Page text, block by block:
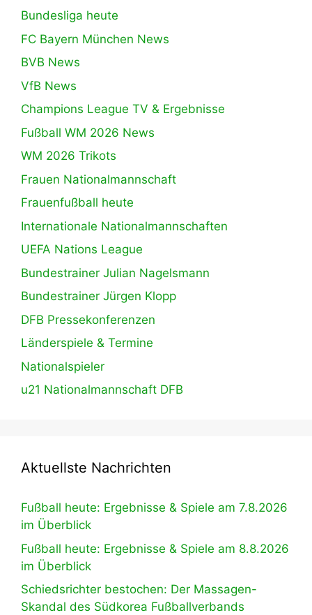
Bundesliga heute
FC Bayern München News
BVB News
VfB News
Champions League TV & Ergebnisse
Fußball WM 2026 News
WM 2026 Trikots
Frauen Nationalmannschaft
Frauenfußball heute
Internationale Nationalmannschaften
UEFA Nations League
Bundestrainer Julian Nagelsmann
Bundestrainer Jürgen Klopp
DFB Pressekonferenzen
Länderspiele & Termine
Nationalspieler
u21 Nationalmannschaft DFB
Aktuellste Nachrichten
Fußball heute: Ergebnisse & Spiele am 7.8.2026
im Überblick
Fußball heute: Ergebnisse & Spiele am 8.8.2026
im Überblick
Schiedsrichter bestochen: Der Massagen-
Skandal des Südkorea Fußballverbands